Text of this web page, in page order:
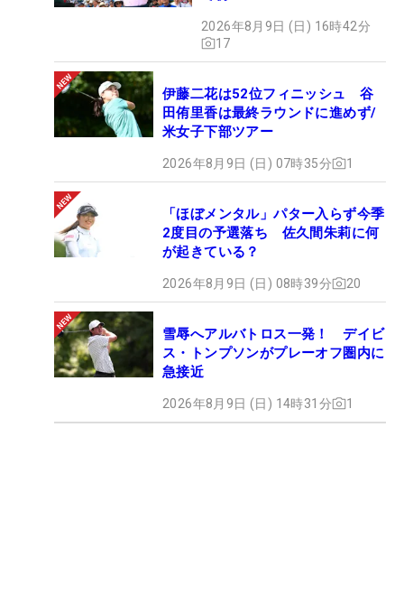
2026年8月9日 (日) 16時42分
17
伊藤二花は52位フィニッシュ 谷
田侑里香は最終ラウンドに進めず/
米女子下部ツアー
2026年8月9日 (日) 07時35分 1
「ほぼメンタル」パター入らず今季
2度目の予選落ち 佐久間朱莉に何
が起きている？
2026年8月9日 (日) 08時39分 20
雪辱へアルバトロス一発！ デイビ
ス・トンプソンがプレーオフ圏内に
急接近
2026年8月9日 (日) 14時31分 1